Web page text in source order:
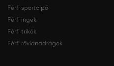
Férfi sportcipő
Férfi ingek
Férfi trikók
Férfi rövidnadrágok